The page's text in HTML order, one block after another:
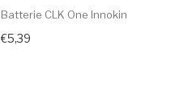
Batterie CLK One Innokin
€5,39